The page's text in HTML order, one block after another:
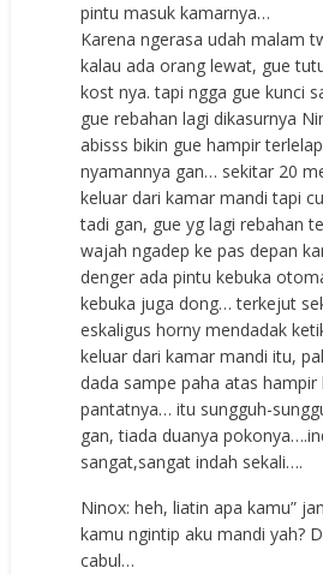
pintu masuk kamarnya…
Karena ngerasa udah malam
kalau ada orang lewat, gue
kost nya. tapi ngga gue kunci
gue rebahan lagi dikasurnya
abisss bikin gue hampir
nyamannya gan… sekitar 20
keluar dari kamar mandi tapi
tadi gan, gue yg lagi rebahan
wajah ngadep ke pas depan
denger ada pintu kebuka
kebuka juga dong… terkejut
eskaligus horny mendadak
keluar dari kamar mandi itu,
dada sampe paha atas hampir
pantatnya… itu sungguh-
gan, tiada duanya
sangat,sangat indah sekali….
Ninox: heh, liatin apa kamu”
kamu ngintip aku mandi yah?
cabul…